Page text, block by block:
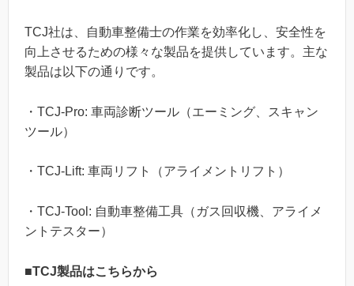
TCJ社は、自動車整備士の作業を効率化し、安全性を
向上させるための様々な製品を提供しています。主な
製品は以下の通りです。
・TCJ-Pro: 車両診断ツール（エーミング、スキャン
ツール）
・TCJ-Lift: 車両リフト（アライメントリフト）
・TCJ-Tool: 自動車整備工具（ガス回収機、アライメ
ントテスター）
■TCJ製品はこちらから